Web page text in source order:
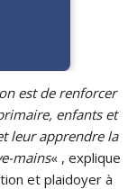
est de renforcer
enfants et
leur apprendre la
mains« , explique
et plaidoyer à